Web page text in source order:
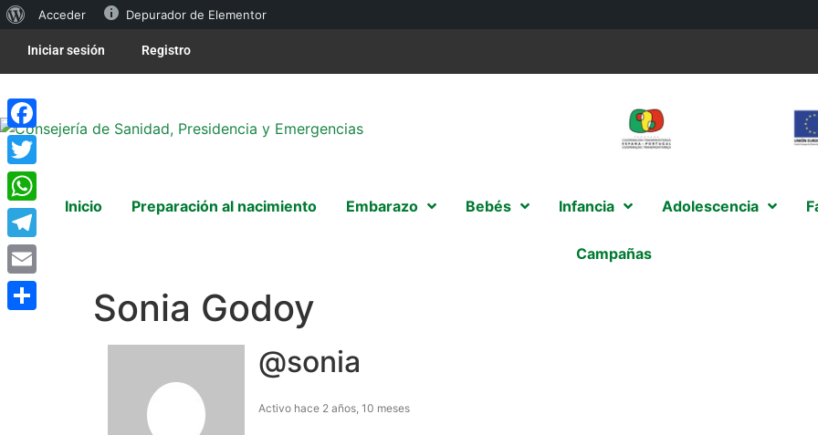
Acceder Depurador de Elementor
Iniciar sesión Registro
Inicio Preparación al nacimiento Embarazo Bebés Infancia Adolescencia
Campañas
Sonia Godoy
@sonia
Activo hace 2 años, 10 meses
Facebook
Twitter
WhatsApp
Telegram
Email